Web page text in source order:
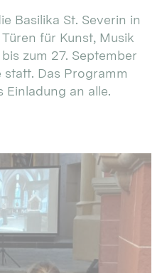
Basilika St. Severin in
für Kunst, Musik
zum 27. September
Das Programm
Einladung an alle.